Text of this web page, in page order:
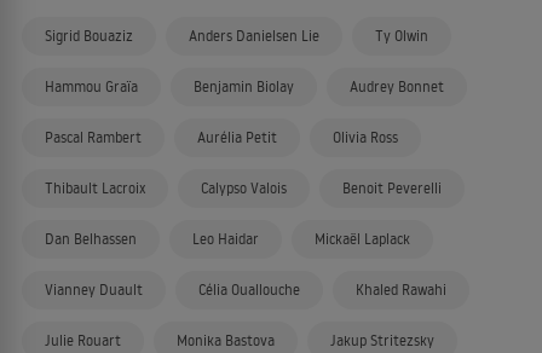
Sigrid Bouaziz Anders Danielsen Lie Ty Olwin
Hammou Graïa Benjamin Biolay Audrey Bonnet
Pascal Rambert Aurélia Petit Olivia Ross
Thibault Lacroix Calypso Valois Benoit Peverelli
Dan Belhassen Leo Haidar Mickaël Laplack
Vianney Duault Célia Ouallouche Khaled Rawahi
Julie Rouart Monika Bastova Jakup Stritezsky